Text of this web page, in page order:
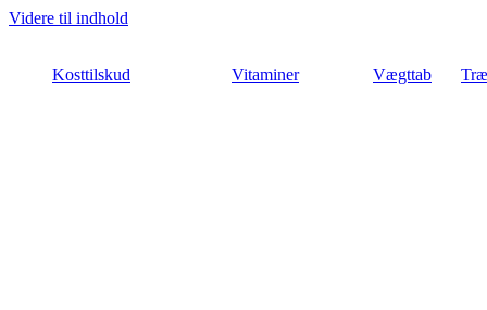
Videre til indhold
Kosttilskud Vitaminer Vægttab